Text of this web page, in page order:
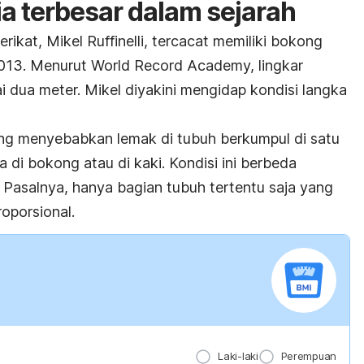
terbesar dalam sejarah
Mikel Ruffinelli, tercacat memiliki bokong
Menurut World Record Academy, lingkar
dua meter. Mikel diyakini mengidap kondisi langka
menyebabkan lemak di tubuh berkumpul di satu
di bokong atau di kaki. Kondisi ini berbeda
hanya bagian tubuh tertentu saja yang
Laki-laki Perempuan